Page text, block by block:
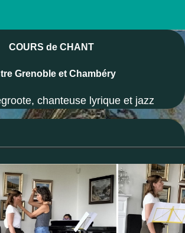
COURS de CHANT
Grenoble et Chambéry
chanteuse lyrique et jazz